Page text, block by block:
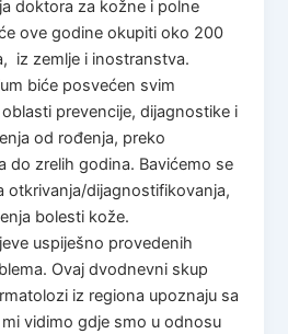
doktora za kožne i polne
ove godine okupiti oko 200
iz zemlje i inostranstva.
biće posvećen svim
prevencije, dijagnostike i
od rođenja, preko
do zrelih godina. Bavićemo se
otkrivanja/dijagnostifikovanja,
bolesti kože.
uspiješno provedenih
Ovaj dvodnevni skup
iz regiona upoznaju sa
vidimo gdje smo u odnosu